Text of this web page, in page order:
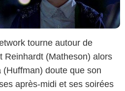
tourne autour de
Reinhardt (Matheson) alors
doute que son
après-midi et ses soirées